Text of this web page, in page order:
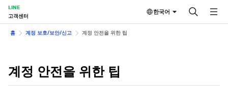
LINE
고객센터
한국어
홈 계정 보호/보안/신고 계정 안전을 위한 팁
계정 안전을 위한 팁